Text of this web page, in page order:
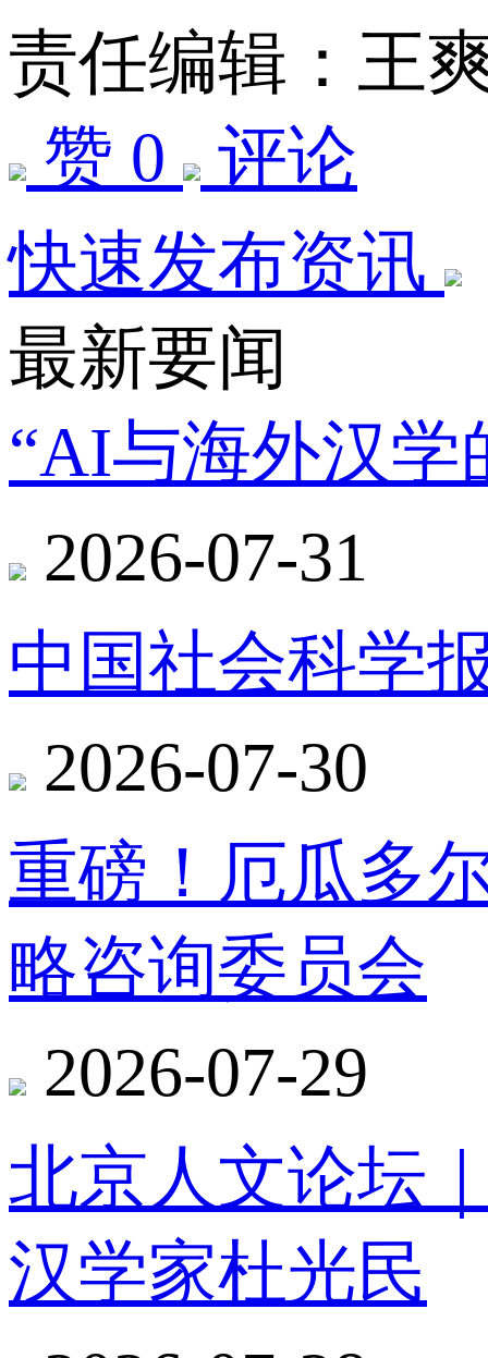
责任编辑：王
赞 0
评论
快速发布资讯
最新要闻
“AI与海外汉学
2026-07-31
中国社会科学
2026-07-30
重磅！厄瓜多
略咨询委员会
2026-07-29
北京人文论坛
汉学家杜光民